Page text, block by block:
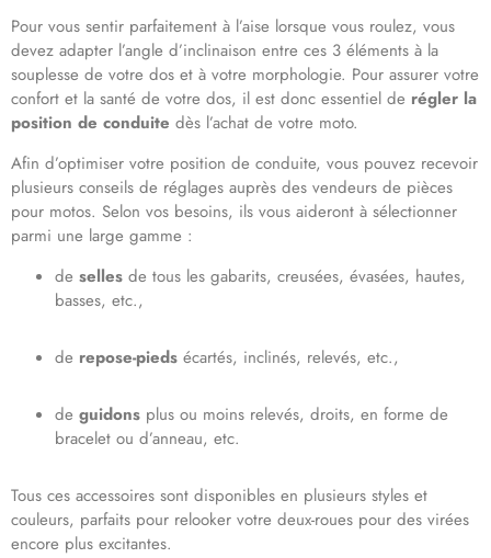
Pour vous sentir parfaitement à l’aise lorsque vous roulez, vous
devez adapter l’angle d’inclinaison entre ces 3 éléments à la
souplesse de votre dos et à votre morphologie. Pour assurer votre
confort et la santé de votre dos, il est donc essentiel de régler la
position de conduite dès l’achat de votre moto.
Afin d’optimiser votre position de conduite, vous pouvez recevoir
plusieurs conseils de réglages auprès des vendeurs de pièces
pour motos. Selon vos besoins, ils vous aideront à sélectionner
parmi une large gamme :
de selles de tous les gabarits, creusées, évasées, hautes,
basses, etc.,
de repose-pieds écartés, inclinés, relevés, etc.,
de guidons plus ou moins relevés, droits, en forme de
bracelet ou d’anneau, etc.
Tous ces accessoires sont disponibles en plusieurs styles et
couleurs, parfaits pour relooker votre deux-roues pour des virées
encore plus excitantes.